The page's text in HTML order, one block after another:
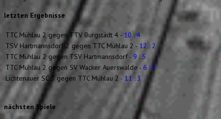
letzten Ergebnisse
TTC Mühlau 2 gegen TTV Burgstädt 4 - 10 : 4
TSV Hartmannsdorf 2 gegen TTC Mühlau 2 - 12 : 2
TTC Mühlau 2 gegen TSV Hartmannsdorf - 9 : 5
TTC Mühlau 2 gegen SV Wacker Auerswalde - 6 : 8
Lichtenauer SC 3 gegen TTC Mühlau 2 -11 : 3
nächsten Spiele